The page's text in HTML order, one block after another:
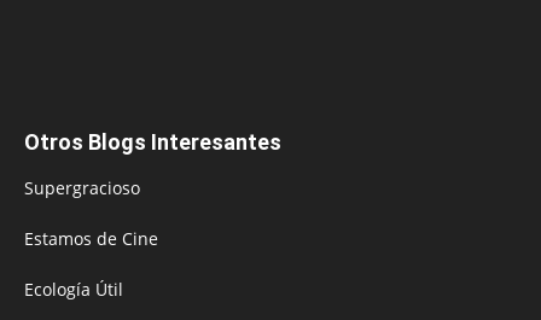
Otros Blogs Interesantes
Supergracioso
Estamos de Cine
Ecología Útil